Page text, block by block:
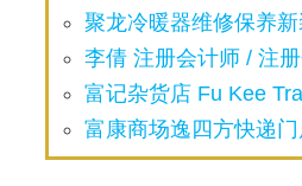
聚龙冷暖器维修保养新
李倩 注册会计师 / 注
富记杂货店 Fu Kee
富康商场逸四方快递